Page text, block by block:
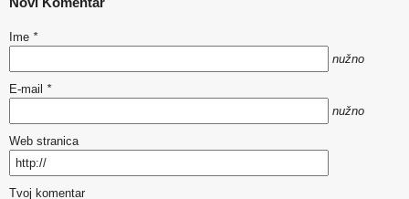
Ime *
nužno
E-mail *
nužno
Web stranica
Tvoj komentar